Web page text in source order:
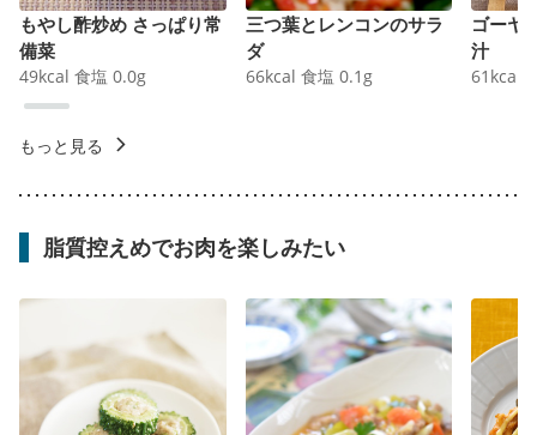
もやし酢炒め さっぱり常
備菜
49kcal 食塩 0.0g
三つ葉とレンコンのサラ
ダ
66kcal 食塩 0.1 g
ゴーヤ
汁
61 kcal
もっと見る
脂質控えめでお肉を楽しみたい